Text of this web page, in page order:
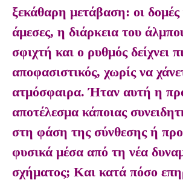
ξεκάθαρη μετάβαση: οι δομές
άμεσες, η διάρκεια του
σφιχτή και ο ρυθμός δείχνει
αποφασιστικός, χωρίς να
ατμόσφαιρα. Ήταν αυτή η
αποτέλεσμα κάποιας
στη φάση της σύνθεσης ή
φυσικά μέσα από τη νέα
σχήματος; Και κατά πόσο